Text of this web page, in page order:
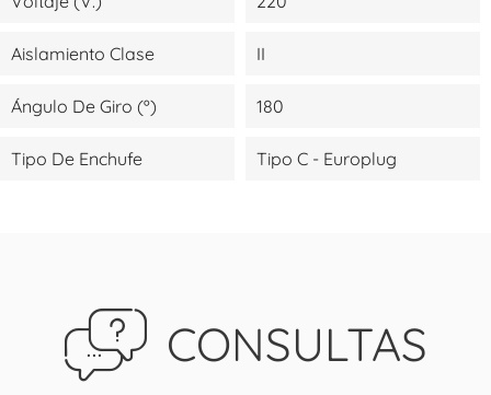
Aislamiento Clase II
Ángulo De Giro (º) 180
Tipo De Enchufe Tipo C - Europlug
CONSULTAS